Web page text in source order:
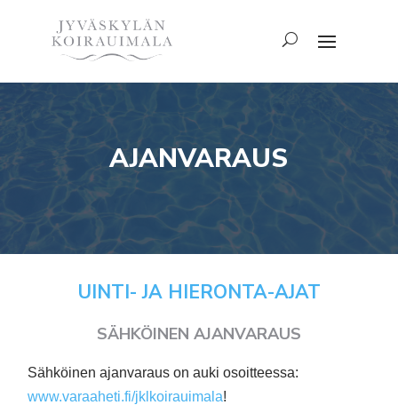
AJANVARAUS
UINTI- JA HIERONTA-AJAT
SÄHKÖINEN AJANVARAUS
Sähköinen ajanvaraus on auki osoitteessa:
www.varaaheti.fi/jklkoirauimala!